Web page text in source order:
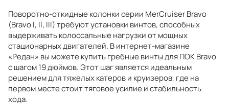
Поворотно-откидные колонки серии MerCruiser Bravo
(Bravo I, II, III) требуют установки винтов, способных
выдерживать колоссальные нагрузки от мощных
стационарных двигателей. В интернет-магазине
«Редан» вы можете купить гребные винты для ПОК Bravo
с шагом 19 дюймов. Этот шаг является идеальным
решением для тяжелых катеров и круизеров, где на
первом месте стоит тяговое усилие и стабильность
хода.